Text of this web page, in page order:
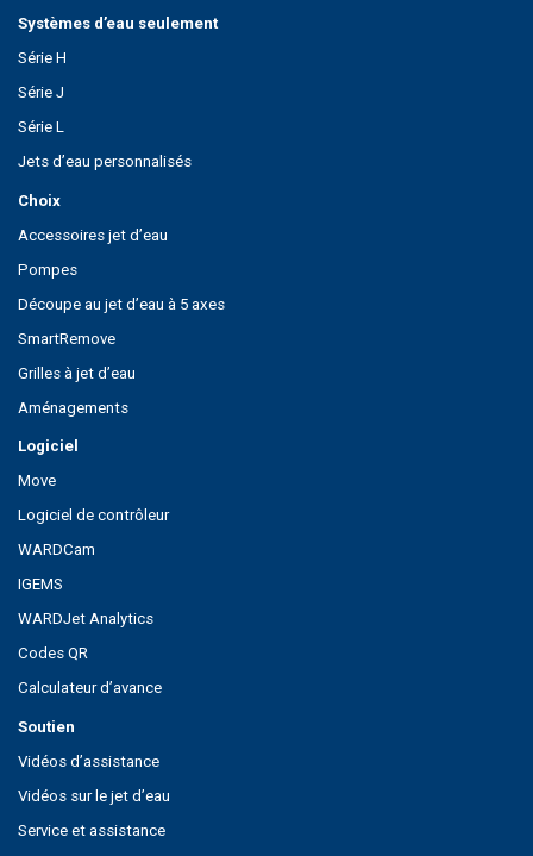
Systèmes d’eau seulement
Série H
Série J
Série L
Jets d’eau personnalisés
Choix
Accessoires jet d’eau
Pompes
Découpe au jet d’eau à 5 axes
SmartRemove
Grilles à jet d’eau
Aménagements
Logiciel
Move
Logiciel de contrôleur
WARDCam
IGEMS
WARDJet Analytics
Codes QR
Calculateur d’avance
Soutien
Vidéos d’assistance
Vidéos sur le jet d’eau
Service et assistance